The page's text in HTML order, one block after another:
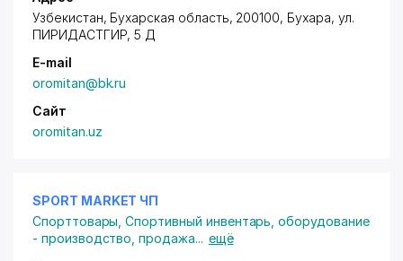
Узбекистан, Бухарская область, 200100, Бухара, ул.
ПИРИДАСТГИР, 5 Д
E-mail
oromitan@bk.ru
Сайт
oromitan.uz
SPORT MARKET ЧП
Спорттовары ,Спортивный инвентарь, оборудование
- производство, продажа... ещё